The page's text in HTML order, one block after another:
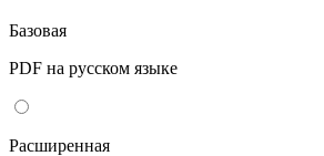
Базовая
PDF на русском языке
Расширенная